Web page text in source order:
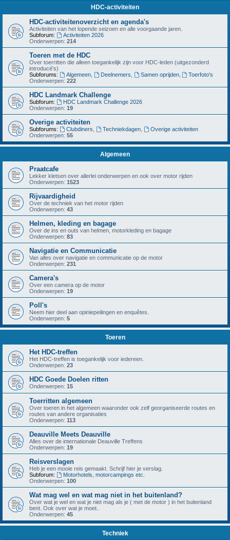
HDC-activiteiten
HDC-activiteitenoverzicht en agenda's
Activiteiten van het lopende seizoen en alle voorgaande jaren.
Subforum:
Activiteiten 2026
Onderwerpen: 214
Toeren met de HDC
Over toerritten die alleen toegankelijk zijn voor HDC-leden (uitgezonderd
introducé's)
Subforums:
Algemeen, Deelnemers Samen oprijden,
Toerfoto's
Onderwerpen: 222
HDC Landmark Challenge
Subforum:
HDC Landmark Challenge 2026
Onderwerpen: 19
Overige activiteiten
Subforums: Clubdiners Techniekdagen,
Overige activiteiten
Onderwerpen: 55
Algemeen
Praatcafe
Lekker kletsen over allerlei onderwerpen en ook over motor rijden
Onderwerpen: 1523
Rijvaardigheid
Over de techniek van het motor rijden
Onderwerpen: 43
Helmen, kleding en bagage
Over de ins en outs van helmen, motorkleding en bagage
Onderwerpen: 83
Navigatie en Communicatie
Van alles over navigatie en communicatie op de motor
Onderwerpen: 231
Camera's
Over een camera op de motor
Onderwerpen: 19
Poll's
Neem hier deel aan opiniepeilingen en enquêtes.
Onderwerpen: 5
Toeren
Het HDC-treffen
Het HDC-treffen is toegankelijk voor iedereen.
Onderwerpen: 23
HDC Goede Doelen ritten
Onderwerpen: 15
Toerritten algemeen
Over toeren in het algemeen waaronder ook zelf georganiseerde routes en
routes van andere organisaties
Onderwerpen: 113
Deauville Meets Deauville
Alles over de internationale Deauville Treffens
Onderwerpen: 19
Reisverslagen
Heb je een mooie reis gemaakt. Schrijf hier je verslag.
Subforum:
Motorhotels, motorcampings etc.
Onderwerpen: 100
Wat mag wel en wat mag niet in het buitenland?
Over wat je wel en wat je niet mag als je ( met de motor ) in het buitenland
bent. Ook over wat je moet..
Onderwerpen: 45
Techniek